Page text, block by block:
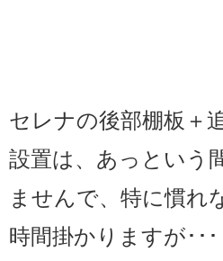
セレナの後部棚板＋
設置は、あっという
ませんで、特に慣れ
時間掛かりますが･･･